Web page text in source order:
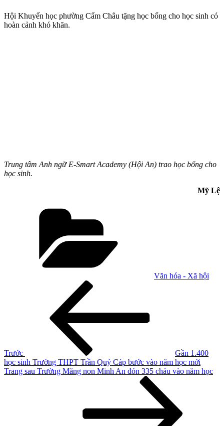
Hội Khuyến học phường Cẩm Châu tặng học bổng cho học sinh có
hoàn cảnh khó khăn.
Trung tâm Anh ngữ E-Smart Academy (Hội An) trao học bổng cho
học sinh.
Mỹ Lệ
Văn hóa - Xã hội
Trước
Gần 1.400
học sinh Trường THPT Trần Quý Cáp bước vào năm học mới
Bài
Trang sau Trường Măng non Minh An đón 335 cháu vào năm học